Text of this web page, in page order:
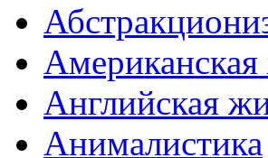
Английская
Анималистика